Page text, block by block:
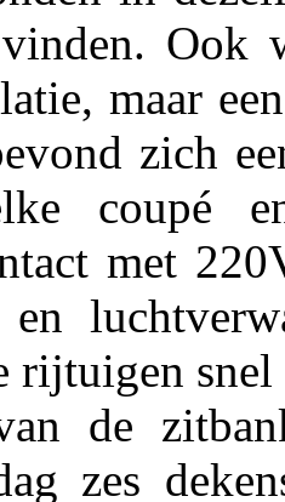
Ook
maar
zich
coupé
met
en
rijtuigen
de
zes